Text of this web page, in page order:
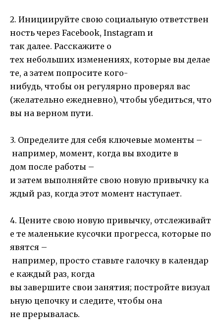
2. Инициируйте свою социальную ответствен
ность через Facebook, Instagram и
так далее. Расскажите о
тех небольших изменениях, которые вы делае
те, а затем попросите кого-
нибудь, чтобы он регулярно проверял вас
(желательно ежедневно), чтобы убедиться, что
вы на верном пути.
3. Определите для себя ключевые моменты –
например, момент, когда вы входите в
дом после работы –
и затем выполняйте свою новую привычку ка
ждый раз, когда этот момент наступает.
4. Цените свою новую привычку, отслеживайт
е те маленькие кусочки прогресса, которые по
явятся –
например, просто ставьте галочку в календар
е каждый раз, когда
вы завершите свои занятия; постройте визуал
ьную цепочку и следите, чтобы она
не прерывалась.